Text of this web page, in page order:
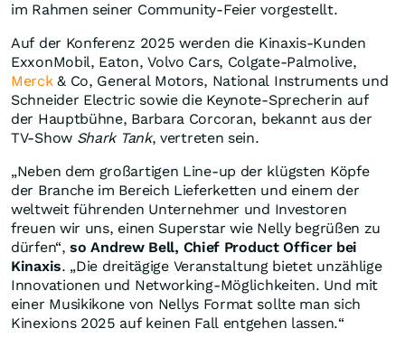
im Rahmen seiner Community-Feier vorgestellt.
Auf der Konferenz 2025 werden die Kinaxis-Kunden
ExxonMobil, Eaton, Volvo Cars, Colgate-Palmolive,
Merck& Co, General Motors, National Instruments und
Schneider Electric sowie die Keynote-Sprecherin auf
der Hauptbühne, Barbara Corcoran, bekannt aus der
TV-Show Shark Tank, vertreten sein.
„Neben dem großartigen Line-up der klügsten Köpfe
der Branche im Bereich Lieferketten und einem der
weltweit führenden Unternehmer und Investoren
freuen wir uns, einen Superstar wie Nelly begrüßen zu
dürfen“,so Andrew Bell, Chief Product Officer bei
Kinaxis. „Die dreitägige Veranstaltung bietet unzählige
Innovationen und Networking-Möglichkeiten. Und mit
einer Musikikone von Nellys Format sollte man sich
Kinexions 2025 auf keinen Fall entgehen lassen.“